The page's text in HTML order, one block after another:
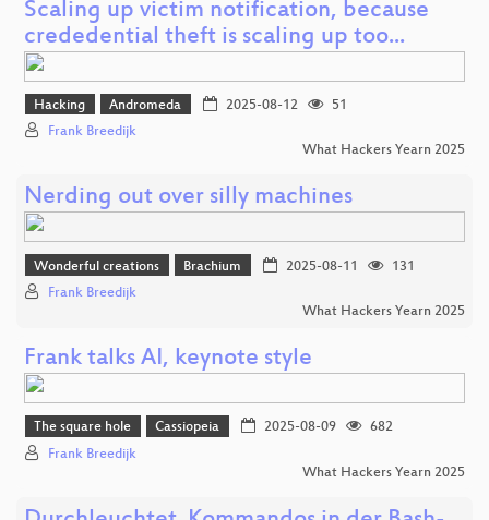
Scaling up victim notification, because
crededential theft is scaling up too...
Hacking Andromeda 2025-08-12
51
Frank Breedijk
What Hackers Yearn 2025
Nerding out over silly machines
Wonderful creations Brachium 2025-08-11
131
Frank Breedijk
What Hackers Yearn 2025
Frank talks AI, keynote style
The square hole Cassiopeia 2025-08-09
682
Frank Breedijk
What Hackers Yearn 2025